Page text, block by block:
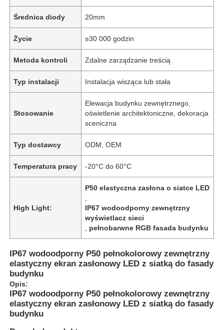
Średnica diody 20mm
Życie ≥30 000 godzin
Metoda kontroli Zdalne zarządzanie treścią
Typ instalacji Instalacja wisząca lub stała
Stosowanie
Elewacja budynku zewnętrznego,
oświetlenie architektoniczne, dekoracja
sceniczna
Typ dostawcy ODM, OEM
Temperatura pracy -20°C do 60°C
High Light:
P50 elastyczna zasłona o siatce LED
IP67 wodoodporny zewnętrzny
wyświetlacz sieci
pełnobarwne RGB fasada budynku
IP67 wodoodporny P50 pełnokolorowy zewnętrzny
elastyczny ekran zasłonowy LED z siatką do fasady
budynku
Opis:
IP67 wodoodporny P50 pełnokolorowy zewnętrzny
elastyczny ekran zasłonowy LED z siatką do fasady
budynku